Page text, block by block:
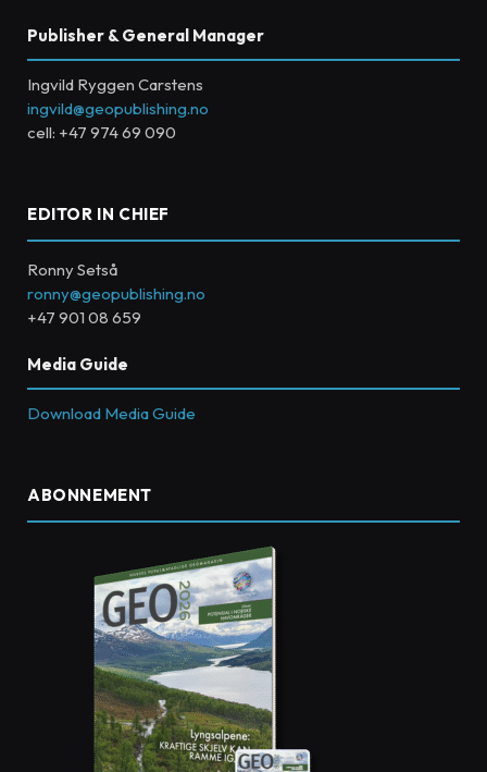
Publisher & General Manager
Ingvild Ryggen Carstens
ingvild@geopublishing.no
cell: +47 974 69 090
EDITOR IN CHIEF
Ronny Setså
ronny@geopublishing.no
+47 901 08 659
Media Guide
Download Media Guide
ABONNEMENT